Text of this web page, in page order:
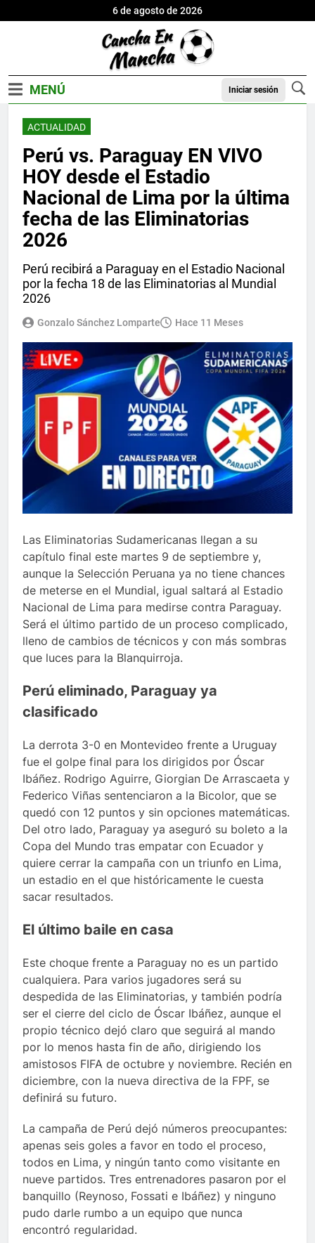
6 de agosto de 2026
Iniciar sesión
ACTUALIDAD
Perú vs. Paraguay EN VIVO
HOY desde el Estadio
Nacional de Lima por la última
fecha de las Eliminatorias
2026
Perú recibirá a Paraguay en el Estadio Nacional
por la fecha 18 de las Eliminatorias al Mundial
2026
Gonzalo Sánchez Lomparte Hace 11 Meses
Las Eliminatorias Sudamericanas llegan a su
capítulo final este martes 9 de septiembre y,
aunque la Selección Peruana ya no tiene chances
de meterse en el Mundial, igual saltará al Estadio
Nacional de Lima para medirse contra Paraguay.
Será el último partido de un proceso complicado,
lleno de cambios de técnicos y con más sombras
que luces para la Blanquirroja.
Perú eliminado, Paraguay ya
clasificado
La derrota 3-0 en Montevideo frente a Uruguay
fue el golpe final para los dirigidos por Óscar
Ibáñez. Rodrigo Aguirre, Giorgian De Arrascaeta y
Federico Viñas sentenciaron a la Bicolor, que se
quedó con 12 puntos y sin opciones matemáticas.
Del otro lado, Paraguay ya aseguró su boleto a la
Copa del Mundo tras empatar con Ecuador y
quiere cerrar la campaña con un triunfo en Lima,
un estadio en el que históricamente le cuesta
sacar resultados.
El último baile en casa
Este choque frente a Paraguay no es un partido
cualquiera. Para varios jugadores será su
despedida de las Eliminatorias, y también podría
ser el cierre del ciclo de Óscar Ibáñez, aunque el
propio técnico dejó claro que seguirá al mando
por lo menos hasta fin de año, dirigiendo los
amistosos FIFA de octubre y noviembre. Recién en
diciembre, con la nueva directiva de la FPF, se
definirá su futuro.
La campaña de Perú dejó números preocupantes:
apenas seis goles a favor en todo el proceso,
todos en Lima, y ningún tanto como visitante en
nueve partidos. Tres entrenadores pasaron por el
banquillo (Reynoso, Fossati e Ibáñez) y ninguno
pudo darle rumbo a un equipo que nunca
encontró regularidad.